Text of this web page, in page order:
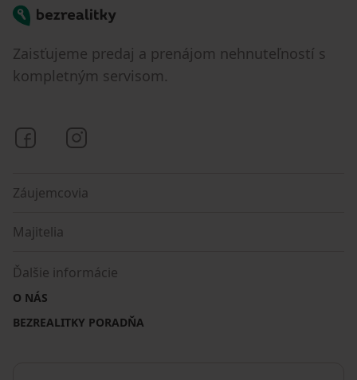
Bezrealitky
Zaisťujeme predaj a prenájom nehnuteľností s
kompletným servisom.
Bezrealitky na Facebooku
Záujemcovia
Majitelia
Ďalšie informácie
O NÁS
BEZREALITKY PORADŇA